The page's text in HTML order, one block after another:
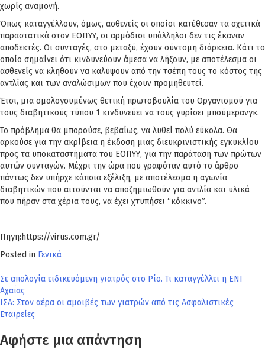
χωρίς αναμονή.
Όπως καταγγέλλουν, όμως, ασθενείς οι οποίοι κατέθεσαν τα σχετικά
παραστατικά στον ΕΟΠΥΥ, οι αρμόδιοι υπάλληλοι δεν τις έκαναν
αποδεκτές. Οι συνταγές, στο μεταξύ, έχουν σύντομη διάρκεια. Κάτι το
οποίο σημαίνει ότι κινδυνεύουν άμεσα να λήξουν, με αποτέλεσμα οι
ασθενείς να κληθούν να καλύψουν από την τσέπη τους το κόστος της
αντλίας και των αναλώσιμων που έχουν προμηθευτεί.
Έτσι, μια ομολογουμένως θετική πρωτοβουλία του Οργανισμού για
τους διαβητικούς τύπου 1 κινδυνεύει να τους γυρίσει μπούμερανγκ.
Το πρόβλημα θα μπορούσε, βεβαίως, να λυθεί πολύ εύκολα. Θα
αρκούσε για την ακρίβεια η έκδοση μιας διευκρινιστικής εγκυκλίου
προς τα υποκαταστήματα του ΕΟΠΥΥ, για την παράταση των πρώτων
αυτών συνταγών. Μέχρι την ώρα που γραφόταν αυτό το άρθρο
πάντως δεν υπήρχε κάποια εξέλιξη, με αποτέλεσμα η αγωνία
διαβητικών που αιτούνται να αποζημιωθούν για αντλία και υλικά
που πήραν στα χέρια τους, να έχει χτυπήσει “κόκκινο”.
Πηγη:https://virus.com.gr/
Posted in Γενικά
Πλοήγηση
άρθρων
Σε απολογία ειδικευόμενη γιατρός στο Ρίο. Τι καταγγέλλει η ΕΝΙ
Αχαΐας
ΙΣΑ: Στον αέρα οι αμοιβές των γιατρών από τις Ασφαλιστικές
Εταιρείες
Αφήστε μια απάντηση